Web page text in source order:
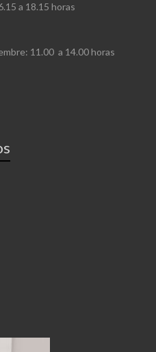
a 18.15 horas
11.00 a 14.00 horas